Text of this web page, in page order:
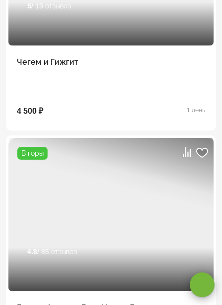
5/ 13 отзывов
Чегем и Гижгит
4 500 ₽ 1 день
В горы
4.8/ 85 отзывов
Принимаю